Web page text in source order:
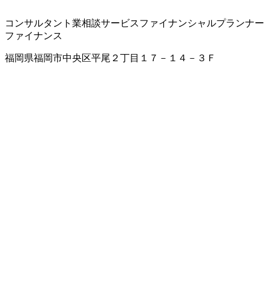
コンサルタント業相談サービスファイナンシャルプランナー
ファイナンス
福岡県福岡市中央区平尾２丁目１７－１４－３Ｆ